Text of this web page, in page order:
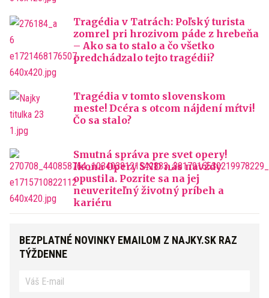
Tragédia v Tatrách: Poľský turista
zomrel pri hrozivom páde z hrebeňa
– Ako sa to stalo a čo všetko
predchádzalo tejto tragédii?
Tragédia v tomto slovenskom
meste! Dcéra s otcom nájdení mŕtvi!
Čo sa stalo?
Smutná správa pre svet opery!
Ikona Opery SND nás navždy
opustila. Pozrite sa na jej
neuveriteľný životný príbeh a
kariéru
BEZPLATNÉ NOVINKY EMAILOM Z NAJKY.SK RAZ
TÝŽDENNE